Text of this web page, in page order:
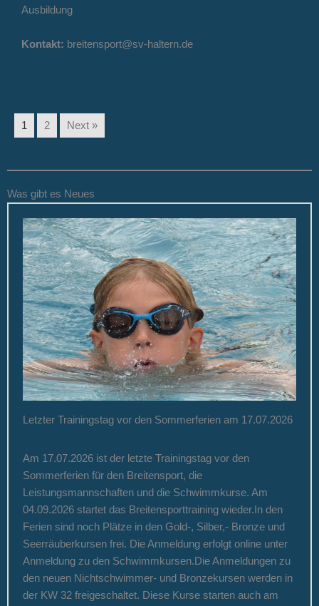
Ausbildung
Kontakt: breitensport@sv-haltern.de
1 2 Next »
Was gibt es Neues
Letzter Trainingstag vor den Sommerferien am 17.07.2026
Am 17.07.2026 ist der letzte Trainingstag vor den
Sommerferien für den Breitensport, die
Leistungsmannschaften und die Schwimmkurse. Am
04.09.2026 startet das Breitensporttraining wieder.In den
Ferien sind noch Plätze in den Gold-, Silber,- Bronze und
Seerräuberkursen frei. Die Anmeldung erfolgt online unter
Anmeldung zu den Schwimmkursen.Die Anmeldungen zu
den neuen Nichtschwimmer- und Bronzekursen werden in
der KW 32 freigeschaltet. Diese Kurse starten auch am